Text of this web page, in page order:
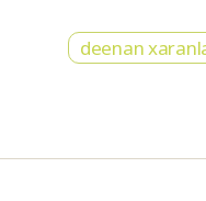
deenan